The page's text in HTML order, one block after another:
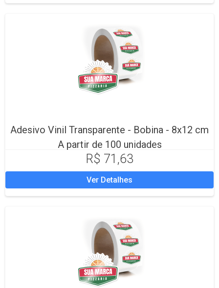
Adesivo Vinil Transparente - Bobina - 8x12 cm
A partir de 100 unidades
R$ 71,63
Ver Detalhes